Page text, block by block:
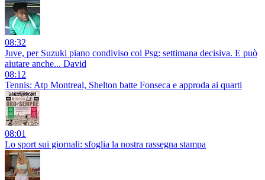
08:32
Juve, per Suzuki piano condiviso col Psg: settimana decisiva. E può
aiutare anche... David
08:12
Tennis: Atp Montreal, Shelton batte Fonseca e approda ai quarti
08:01
Lo sport sui giornali: sfoglia la nostra rassegna stampa